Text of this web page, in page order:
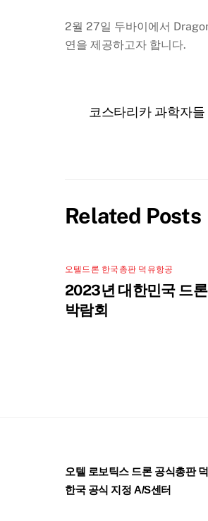
2월 27일 두바이에서
연을 제공하고자 합니다.
코스타리카 과학자
Related Posts
오텔드론 한국총판 덕유항공
2023년 대한민국 드
박람회
오텔 로보틱스 드론 공식총판
한국 공식 지정 A/S센터